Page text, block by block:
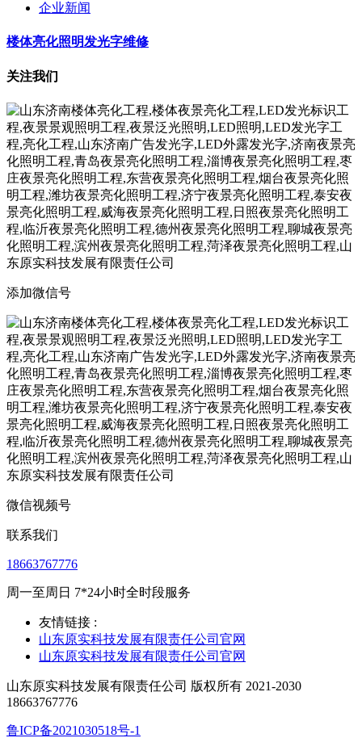
企业新闻
楼体亮化照明发光字维修
关注我们
添加微信号
微信视频号
联系我们
18663767776
周一至周日 7*24小时全时段服务
友情链接 :
山东原实科技发展有限责任公司官网
山东原实科技发展有限责任公司官网
山东原实科技发展有限责任公司 版权所有 2021-2030
18663767776
鲁ICP备2021030518号-1